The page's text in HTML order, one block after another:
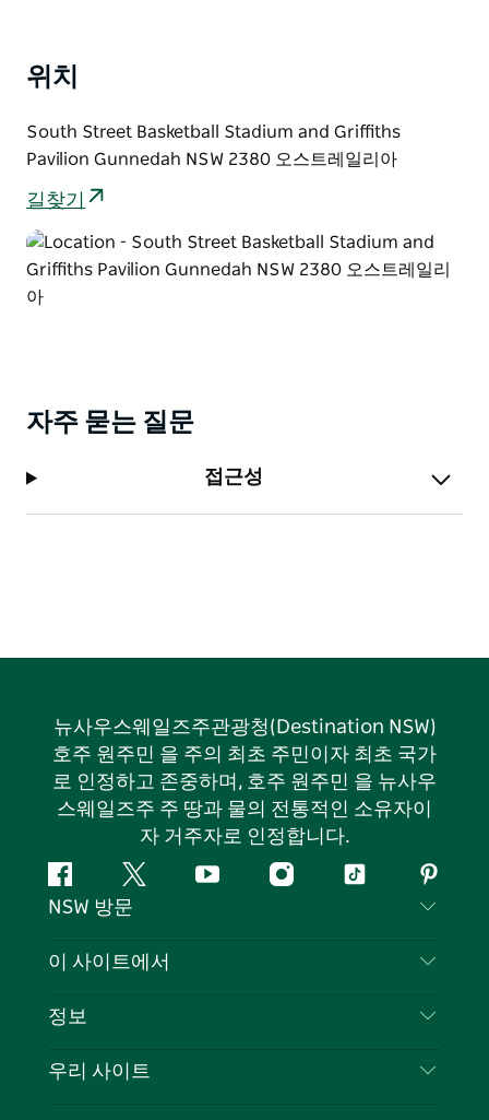
장과 그리피스 파빌리온에서 개최됩니다.
전 7시부터 9시까지 가능합니다. 새장에는 바닥이 막힌
새장을 사용해야 하며 한 새장에 최대 네 마리까지만 허용
됩니다. 자세한 내용은 거니더 조류 판매 웹사이트를 확인
위치
South Street Basketball Stadium and Griffiths
Pavilion Gunnedah NSW 2380 오스트레일리아
길찾기
자주 묻는 질문
접근성
뉴사우스웨일즈주관광청(Destination NSW)
호주 원주민 을 주의 최초 주민이자 최초 국가
로 인정하고 존중하며, 호주 원주민 을 뉴사우
스웨일즈주 주 땅과 물의 전통적인 소유자이
자 거주자로 인정합니다.
페
이
북
지
다
유
인
틱
핀
터
스
NSW 방문
문의하기
쿠키 고지
이 사이트에서
목적지
정보
여행 정보
우리 사이트